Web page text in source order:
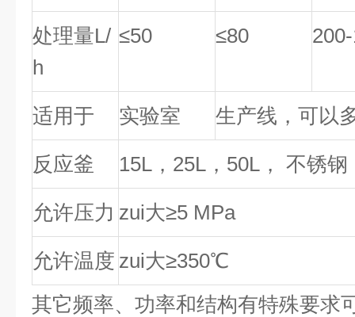
处理量L/
h
≤50 ≤80
适用于 实验室 生产线，可以
反应釜 15L ， 25L ， 50L ， 不锈钢
允许压力 zui大≥5 MPa
允许温度 zui大≥350℃
其它频率、功率和结构有特殊要求